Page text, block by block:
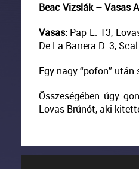
Beac Vizslák – Vasas
Vasas: Pap L. 13,
De La Barrera D. 3,
Egy nagy “pofon”
Összeségében úgy
Lovas Brúnót, aki